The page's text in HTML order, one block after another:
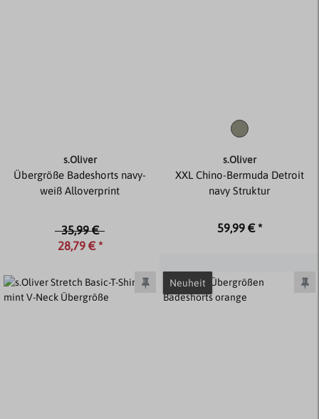
s.Oliver
Übergröße Badeshorts navy-
weiß Alloverprint
35,99 €
28,79 € *
s.Oliver
XXL Chino-Bermuda Detroit
navy Struktur
59,99 € *
Neuheit